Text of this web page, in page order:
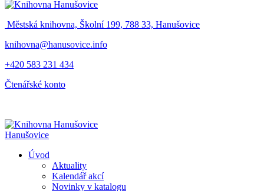
Městská knihovna, Školní 199, 788 33, Hanušovice
knihovna@hanusovice.info
+420 583 231 434
Čtenářské konto
Hanušovice
Úvod
Aktuality
Kalendář akcí
Novinky v katalogu